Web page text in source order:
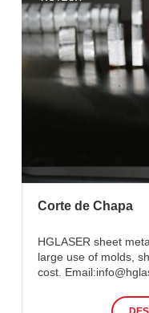
Corte de Chapa
HGLASER sheet
large use of molds,
cost.